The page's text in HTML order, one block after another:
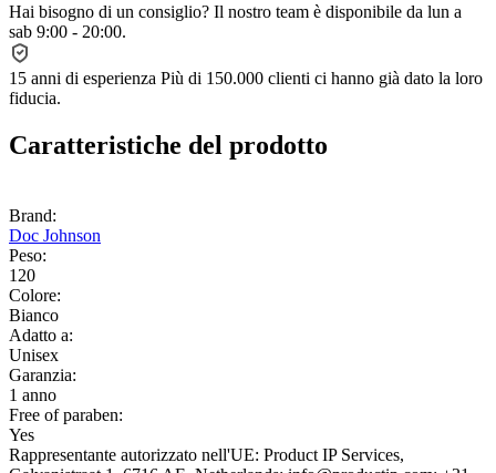
Hai bisogno di un consiglio? Il nostro team è disponibile da lun a
sab 9:00 - 20:00.
15 anni di esperienza Più di 150.000 clienti ci hanno già dato la loro
fiducia.
Caratteristiche del prodotto
Brand:
Doc Johnson
Peso:
120
Colore:
Bianco
Adatto a:
Unisex
Garanzia:
1 anno
Free of paraben:
Yes
Rappresentante autorizzato nell'UE: Product IP Services,